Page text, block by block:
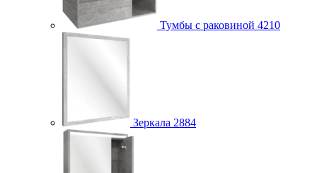
Тумбы с раковиной 4210
Зеркала 2884